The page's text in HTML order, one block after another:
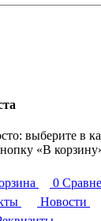
выберите в
«В
0
Новости